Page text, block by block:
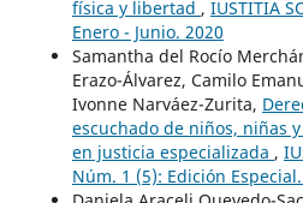
física y libertad , IUSTITIA
Enero - Junio. 2020
Samantha del Rocío
Erazo-Álvarez, Camilo
Ivonne Narváez-Zurita,
escuchado de niños, niñas
en justicia especializada ,
Núm. 1 (5): Edición